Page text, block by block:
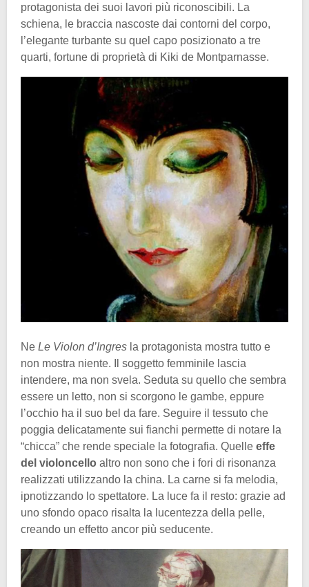
protagonista dei suoi lavori più riconoscibili. La
schiena, le braccia nascoste dai contorni del corpo,
l’elegante turbante su quel capo posizionato a tre
quarti, fortune di proprietà di Kiki de Montparnasse.
Ne Le Violon d’Ingres la protagonista mostra tutto e
non mostra niente. Il soggetto femminile lascia
intendere, ma non svela. Seduta su quello che sembra
essere un letto, non si scorgono le gambe, eppure
l’occhio ha il suo bel da fare. Seguire il tessuto che
poggia delicatamente sui fianchi permette di notare la
“chicca” che rende speciale la fotografia. Quelle effe
del violoncello altro non sono che i fori di risonanza
realizzati utilizzando la china. La carne si fa melodia,
ipnotizzando lo spettatore. La luce fa il resto: grazie ad
uno sfondo opaco risalta la lucentezza della pelle,
creando un effetto ancor più seducente.